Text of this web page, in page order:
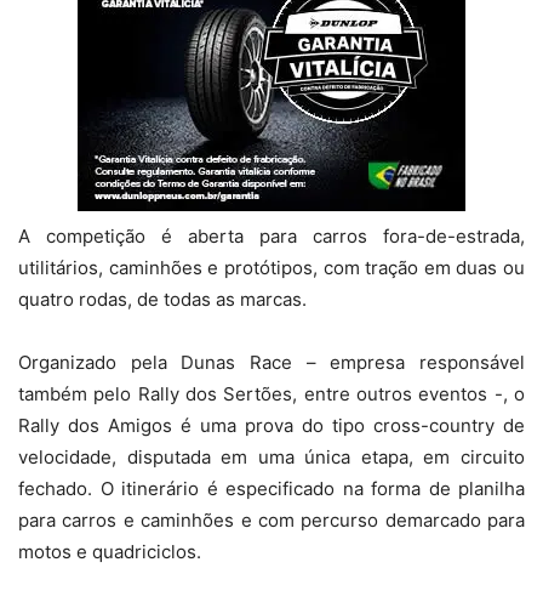
A competição é aberta para carros fora-de-estrada,
utilitários, caminhões e protótipos, com tração em duas ou
quatro rodas, de todas as marcas.
Organizado pela Dunas Race – empresa responsável
também pelo Rally dos Sertões, entre outros eventos -, o
Rally dos Amigos é uma prova do tipo cross-country de
velocidade, disputada em uma única etapa, em circuito
fechado. O itinerário é especificado na forma de planilha
para carros e caminhões e com percurso demarcado para
motos e quadriciclos.